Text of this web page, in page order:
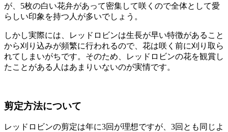
が、5枚の白い花弁があって密集して咲くので全体として愛
らしい印象を持つ人が多いでしょう。
しかし実際には、レッドロビンは生長が早い特徴があること
から刈り込みが頻繁に行われるので、花は咲く前に刈り取ら
れてしまいがちです。そのため、レッドロビンの花を観賞し
たことがある人はあまりいないのが実情です。
剪定方法について
レッドロビンの剪定は年に3回が理想ですが、3回とも同じよ